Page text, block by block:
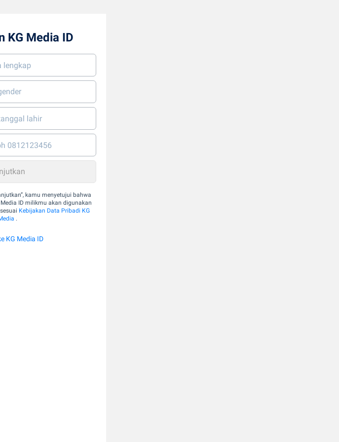
KG Media ID
kamu menyetujui bahwa
ID milikmu akan digunakan
Kebijakan Data Pribadi KG
.
KG Media ID